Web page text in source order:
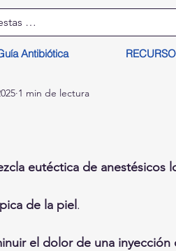
Antibiótica
1 min de lectura
eutéctica de anestésicos
de la piel .
el dolor de una inyección